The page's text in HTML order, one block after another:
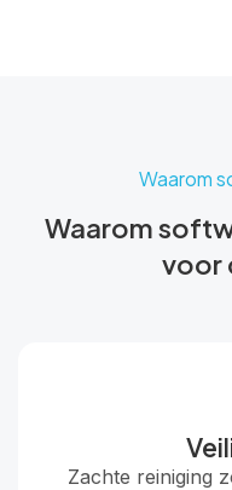
Waarom
Waarom
voor
Zachte reiniging